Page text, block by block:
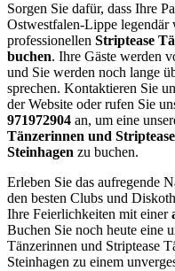
Sorgen Sie dafür, dass Ihre
Ostwestfalen-Lippe legendär
professionellen Striptease
buchen. Ihre Gäste werden
und Sie werden noch lange
sprechen. Kontaktieren Sie
der Website oder rufen Sie
971972904 an, um eine
Tänzerinnen und
Steinhagen zu buchen.
Erleben Sie das aufregende
den besten Clubs und
Ihre Feierlichkeiten mit einer
Buchen Sie noch heute eine
Tänzerinnen und Striptease
Steinhagen zu einem